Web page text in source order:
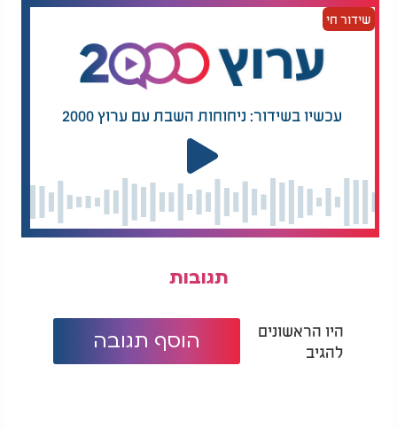
שידור חי
עכשיו בשידור: ניחוחות השבת עם ערוץ 2000
תגובות
היו הראשונים
להגיב
הוסף תגובה